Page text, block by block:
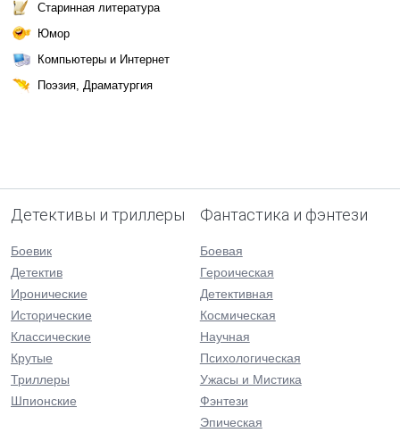
Старинная литература
Юмор
Компьютеры и Интернет
Поэзия, Драматургия
Детективы и триллеры
Боевик
Детектив
Иронические
Исторические
Классические
Крутые
Триллеры
Шпионские
Фантастика и фэнтези
Боевая
Героическая
Детективная
Космическая
Научная
Психологическая
Ужасы и Мистика
Фэнтези
Эпическая